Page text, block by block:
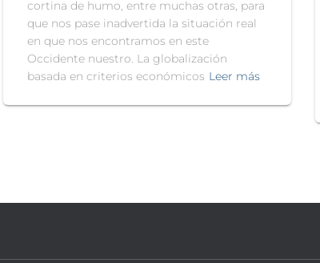
cortina de humo, entre muchas otras, para
que nos pase inadvertida la situación real
en que nos encontramos en este
Occidente nuestro. La globalización
basada en criterios económicos Leer más